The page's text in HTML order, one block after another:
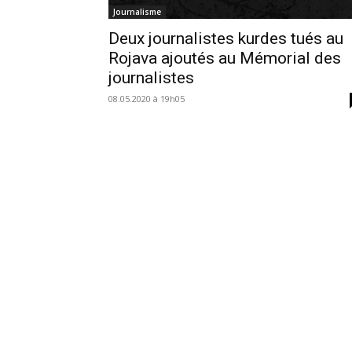
Journalisme
Deux journalistes kurdes tués au
Rojava ajoutés au Mémorial des
journalistes
08.05.2020 à 19h05